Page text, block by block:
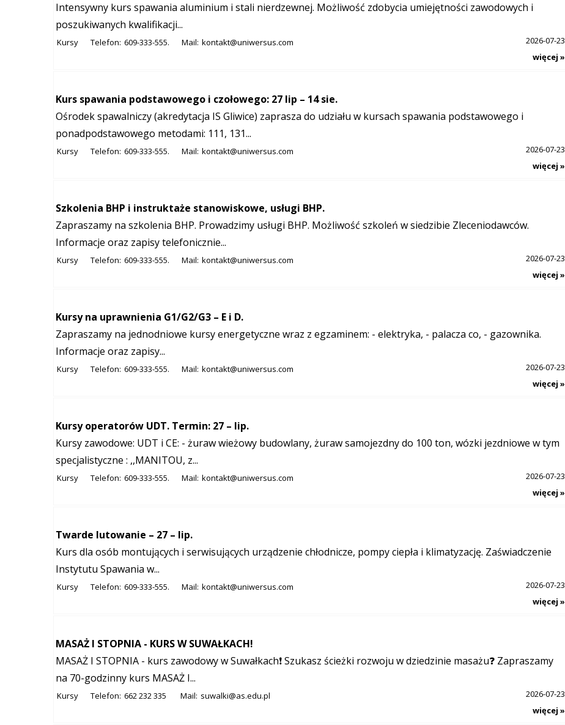
Intensywny kurs spawania aluminium i stali nierdzewnej. Możliwość zdobycia umiejętności zawodowych i
poszukiwanych kwalifikacji...
Kursy Telefon: 609-333-555. Mail: kontakt@uniwersus.com
2026-07-23
więcej »
Kurs spawania podstawowego i czołowego: 27 lip – 14 sie.
Ośrodek spawalniczy (akredytacja IS Gliwice) zaprasza do udziału w kursach spawania podstawowego i
ponadpodstawowego metodami: 111, 131...
Kursy Telefon: 609-333-555. Mail: kontakt@uniwersus.com
2026-07-23
więcej »
Szkolenia BHP i instruktaże stanowiskowe, usługi BHP.
Zapraszamy na szkolenia BHP. Prowadzimy usługi BHP. Możliwość szkoleń w siedzibie Zleceniodawców.
Informacje oraz zapisy telefonicznie...
Kursy Telefon: 609-333-555. Mail: kontakt@uniwersus.com
2026-07-23
więcej »
Kursy na uprawnienia G1/G2/G3 – E i D.
Zapraszamy na jednodniowe kursy energetyczne wraz z egzaminem: - elektryka, - palacza co, - gazownika.
Informacje oraz zapisy...
Kursy Telefon: 609-333-555. Mail: kontakt@uniwersus.com
2026-07-23
więcej »
Kursy operatorów UDT. Termin: 27 – lip.
Kursy zawodowe: UDT i CE: - żuraw wieżowy budowlany, żuraw samojezdny do 100 ton, wózki jezdniowe w tym
specjalistyczne : ,,MANITOU, z...
Kursy Telefon: 609-333-555. Mail: kontakt@uniwersus.com
2026-07-23
więcej »
Twarde lutowanie – 27 – lip.
Kurs dla osób montujących i serwisujących urządzenie chłodnicze, pompy ciepła i klimatyzację. Zaświadczenie
Instytutu Spawania w...
Kursy Telefon: 609-333-555. Mail: kontakt@uniwersus.com
2026-07-23
więcej »
MASAŻ I STOPNIA - KURS W SUWAŁKACH!
MASAŻ I STOPNIA - kurs zawodowy w Suwałkach❗ Szukasz ścieżki rozwoju w dziedzinie masażu❓ Zapraszamy
na 70-godzinny kurs MASAŻ I...
Kursy Telefon: 662 232 335 Mail: suwalki@as.edu.pl
2026-07-23
więcej »